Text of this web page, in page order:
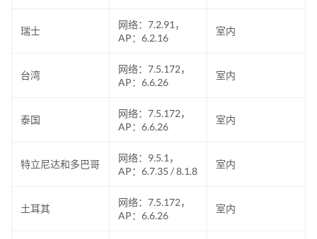
瑞士
网络：7.2.91，
AP：6.2.16
室内
台湾
网络：7.5.172，
AP：6.6.26
室内
泰国
网络：7.5.172，
AP：6.6.26
室内
特立尼达和多巴哥
网络：9.5.1，
AP：6.7.35 / 8.1.8
室内
土耳其
网络：7.5.172，
AP：6.6.26
室内